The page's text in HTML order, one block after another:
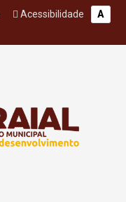
Acessibilidade
A